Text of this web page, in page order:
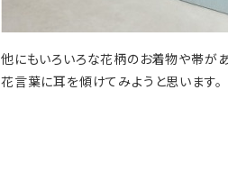
他にもいろいろな花柄のお着物や帯が
花言葉に耳を傾けてみようと思います。